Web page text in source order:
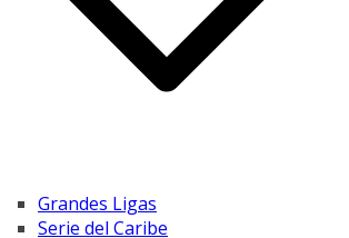
Grandes Ligas
Serie del Caribe